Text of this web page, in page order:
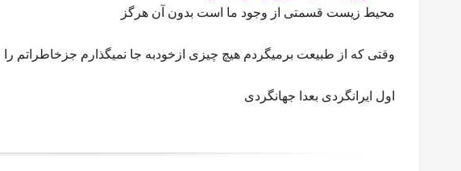
محیط زیست قسمتی از وجود ما است بدون آن هرگز
وقتی که از طبیعت برمیگردم هیچ چیزی ازخودبه جا نمیگذارم جزخاطراتم را
اول ایرانگردی بعدا جهانگردی